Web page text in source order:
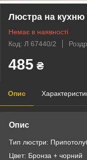
Люстра на кухню
Немає в наявності
Код: Л 67440/2
485 ₴
Опис
Опис
Тип люстри:
Цвет: Бронза + чорний